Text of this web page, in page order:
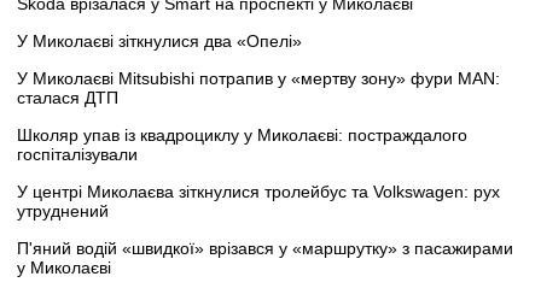
У Миколаєві зіткнулися два «Опелі»
У Миколаєві Mitsubishi потрапив у «мертву зону» фури MAN:
сталася ДТП
Школяр упав із квадроциклу у Миколаєві: постраждалого
госпіталізували
У центрі Миколаєва зіткнулися тролейбус та Volkswagen: рух
утруднений
П'яний водій «швидкої» врізався у «маршрутку» з пасажирами
у Миколаєві